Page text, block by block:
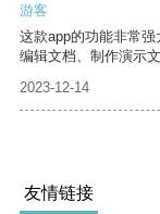
游客
这款app的功能非常
编辑文档、制作演示
2023-12-14
友情链接